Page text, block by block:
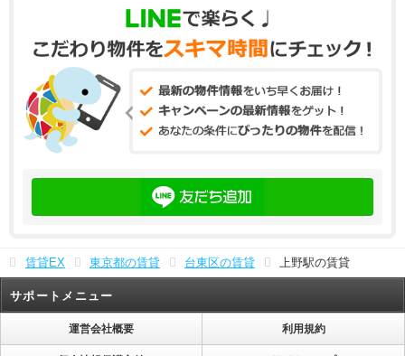
賃貸EX 東京都の賃貸 台東区の賃貸 上野駅の賃貸
サポートメニュー
運営会社概要 利用規約